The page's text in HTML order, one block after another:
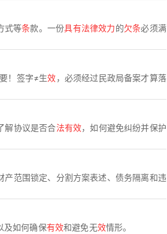
式等条款。一份具有法律效力的欠条必须满
！签字≠生效，必须经过民政局备案才算落
解协议是否合法有效，如何避免纠纷并保护
产范围锁定、分割方案表述、债务隔离和违
及如何确保有效和避免无效情形。